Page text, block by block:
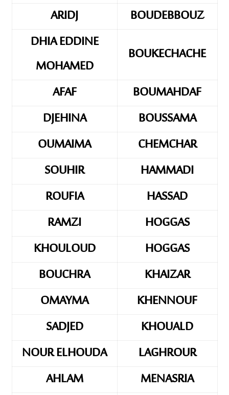
BOUDEBBOUZ
ARIDJ
BOUKECHACHE
DHIA EDDINE
MOHAMED
BOUMAHDAF
AFAF
BOUSSAMA
DJEHINA
CHEMCHAR
OUMAIMA
HAMMADI
SOUHIR
HASSAD
ROUFIA
HOGGAS
RAMZI
HOGGAS
KHOULOUD
KHAIZAR
BOUCHRA
KHENNOUF
OMAYMA
KHOUALD
SADJED
LAGHROUR
NOUR ELHOUDA
MENASRIA
AHLAM